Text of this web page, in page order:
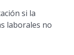
si la
laborales no